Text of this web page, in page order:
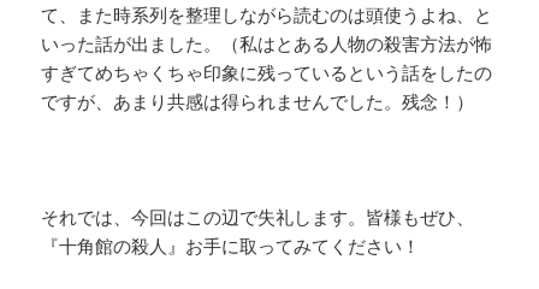
て、また時系列を整理しながら読むのは頭使うよね、と
いった話が出ました。（私はとある人物の殺害方法が怖
すぎてめちゃくちゃ印象に残っているという話をしたの
ですが、あまり共感は得られませんでした。残念！）
それでは、今回はこの辺で失礼します。皆様もぜひ、
『十角館の殺人』お手に取ってみてください！